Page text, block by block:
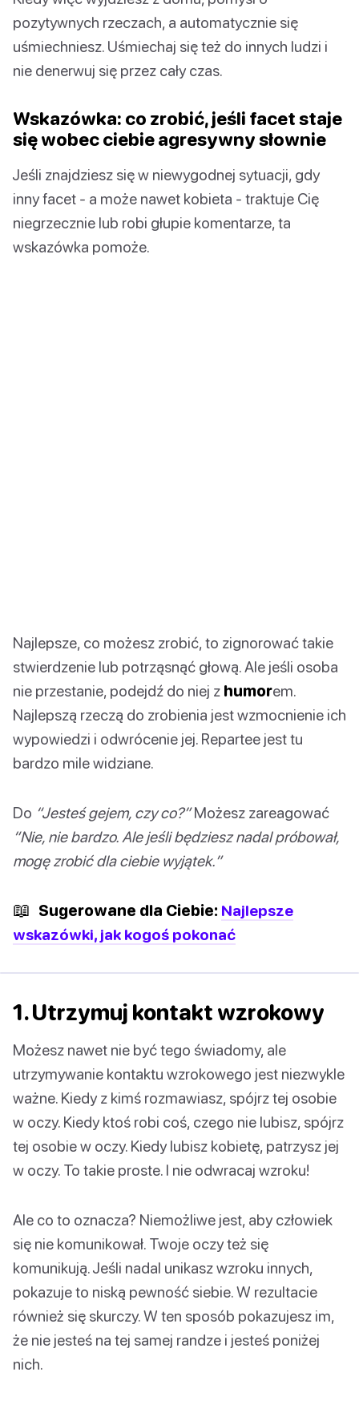
pozytywnych rzeczach, a automatycznie się
uśmiechniesz. Uśmiechaj się też do innych ludzi i
nie denerwuj się przez cały czas.
Wskazówka: co zrobić, jeśli facet staje
się wobec ciebie agresywny słownie
Jeśli znajdziesz się w niewygodnej sytuacji, gdy
inny facet - a może nawet kobieta - traktuje Cię
niegrzecznie lub robi głupie komentarze, ta
wskazówka pomoże.
Najlepsze, co możesz zrobić, to zignorować takie
stwierdzenie lub potrząsnąć głową. Ale jeśli osoba
nie przestanie, podejdź do niej z humorem.
Najlepszą rzeczą do zrobienia jest wzmocnienie ich
wypowiedzi i odwrócenie jej. Repartee jest tu
bardzo mile widziane.
Do “Jesteś gejem, czy co?”Możesz zareagować
“Nie, nie bardzo. Ale jeśli będziesz nadal próbował,
mogę zrobić dla ciebie wyjątek.”
📖 Sugerowane dla Ciebie: Najlepsze
wskazówki, jak kogoś pokonać
1. Utrzymuj kontakt wzrokowy
Możesz nawet nie być tego świadomy, ale
utrzymywanie kontaktu wzrokowego jest niezwykle
ważne. Kiedy z kimś rozmawiasz, spójrz tej osobie
w oczy. Kiedy ktoś robi coś, czego nie lubisz, spójrz
tej osobie w oczy. Kiedy lubisz kobietę, patrzysz jej
w oczy. To takie proste. I nie odwracaj wzroku!
Ale co to oznacza? Niemożliwe jest, aby człowiek
się nie komunikował. Twoje oczy też się
komunikują. Jeśli nadal unikasz wzroku innych,
pokazuje to niską pewność siebie. W rezultacie
również się skurczy. W ten sposób pokazujesz im,
że nie jesteś na tej samej randze i jesteś poniżej
nich.